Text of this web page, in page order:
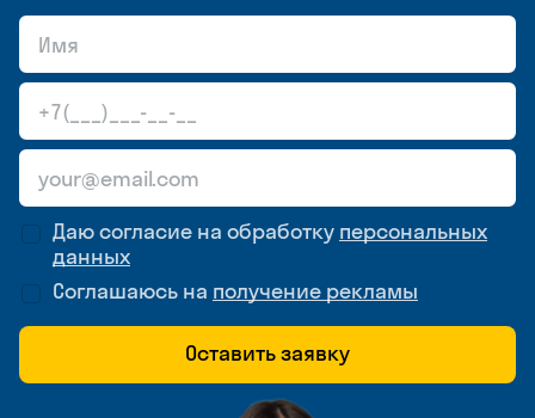
Даю согласие на обработку персональных
данных
Соглашаюсь на получение рекламы
Оставить заявку